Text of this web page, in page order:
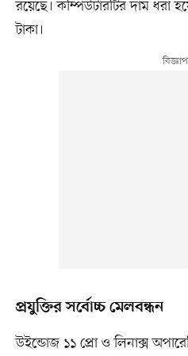
রয়েছে। কম্পিউটারটির দাম
টাকা।
প্রযুক্তির সর্বোচ্চ মেলবন্ধন
উইন্ডোজ ১১ প্রো ও লিনাক্স